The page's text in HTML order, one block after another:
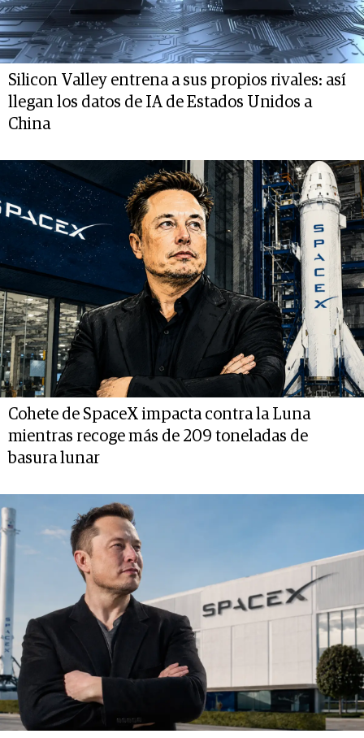
Silicon Valley entrena a sus propios rivales: así
llegan los datos de IA de Estados Unidos a
China
Cohete de SpaceX impacta contra la Luna
mientras recoge más de 209 toneladas de
basura lunar